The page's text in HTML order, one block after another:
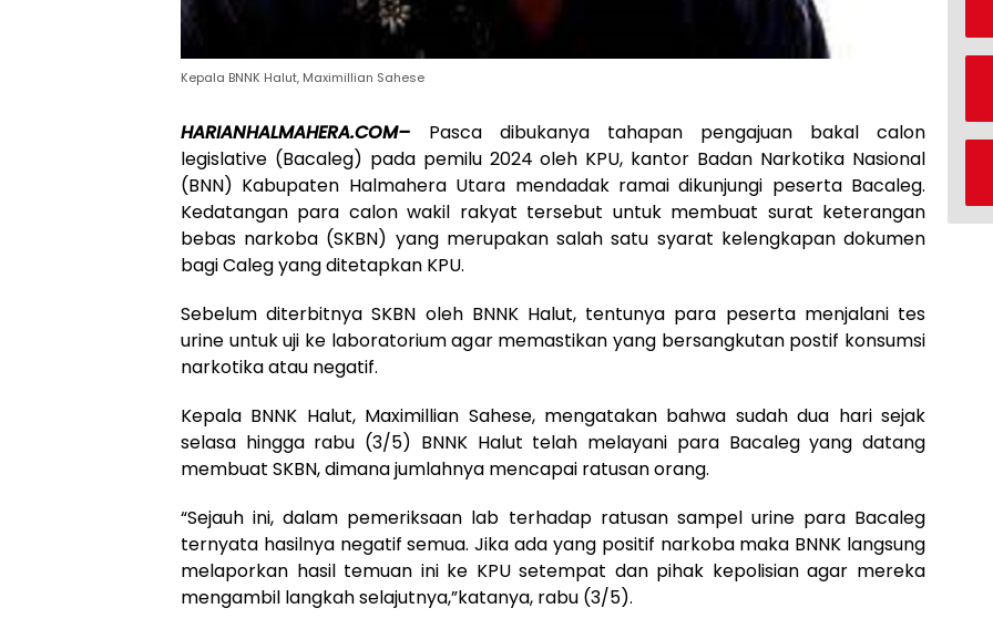
Kepala BNNK Halut, Maximillian Sahese
HARIANHALMAHERA.COM– Pasca dibukanya tahapan pengajuan bakal calon
legislative (Bacaleg) pada pemilu 2024 oleh KPU, kantor Badan Narkotika Nasional
(BNN) Kabupaten Halmahera Utara mendadak ramai dikunjungi peserta Bacaleg.
Kedatangan para calon wakil rakyat tersebut untuk membuat surat keterangan
bebas narkoba (SKBN) yang merupakan salah satu syarat kelengkapan dokumen
bagi Caleg yang ditetapkan KPU.
Sebelum diterbitnya SKBN oleh BNNK Halut, tentunya para peserta menjalani tes
urine untuk uji ke laboratorium agar memastikan yang bersangkutan postif konsumsi
narkotika atau negatif.
Kepala BNNK Halut, Maximillian Sahese, mengatakan bahwa sudah dua hari sejak
selasa hingga rabu (3/5) BNNK Halut telah melayani para Bacaleg yang datang
membuat SKBN, dimana jumlahnya mencapai ratusan orang.
“Sejauh ini, dalam pemeriksaan lab terhadap ratusan sampel urine para Bacaleg
ternyata hasilnya negatif semua. Jika ada yang positif narkoba maka BNNK langsung
melaporkan hasil temuan ini ke KPU setempat dan pihak kepolisian agar mereka
mengambil langkah selajutnya,”katanya, rabu (3/5).